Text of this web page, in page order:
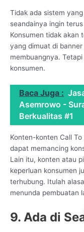
Tidak ada sistem
seandainya ingin
Konsumen tidak akan
yang dimuat di
membuangnya.
konsumen.
Baca Juga :
Asemrowo -
Berkualitas #1
Konten-konten Call
dapat memancing
Lain itu, konten atau
keperluan konsumen
terhubung. Itulah
menunda pembuatan
9. Ada di